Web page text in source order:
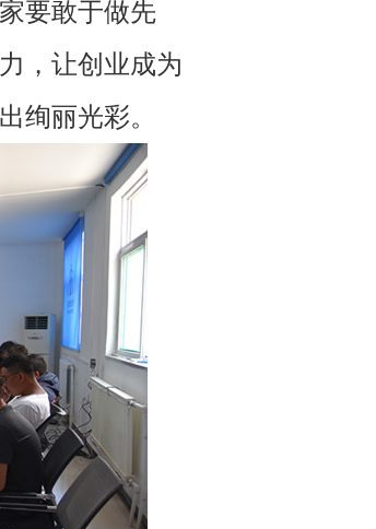
要敢于做先
，让创业成为
绚丽光彩。